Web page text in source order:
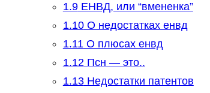
1.9ЕНВД, или “вмененка”
1.10О недостатках енвд
1.11О плюсах енвд
1.12Псн — это..
1.13Недостатки патентов